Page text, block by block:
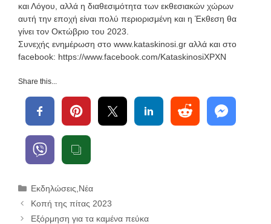
και Λόγου, αλλά η διαθεσιμότητα των εκθεσιακών χώρων
αυτή την εποχή είναι πολύ περιορισμένη και η Έκθεση θα
γίνει τον Οκτώβριο του 2023.
Συνεχής ενημέρωση στο www.kataskinosi.gr αλλά και στο
facebook: https://www.facebook.com/KataskinosiXPXN
Share this...
Κατηγορίες
Εκδηλώσεις Νέα
Κοπή της πίτας 2023
Εξόρμηση για τα καμένα πεύκα